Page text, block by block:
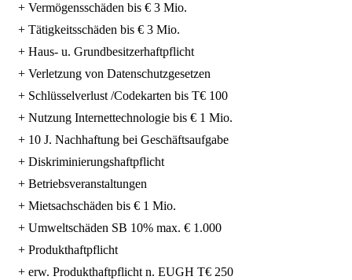
+ Vermögensschäden bis € 3 Mio.
+ Tätigkeitsschäden bis € 3 Mio.
+ Haus- u. Grundbesitzerhaftpflicht
+ Verletzung von Datenschutzgesetzen
+ Schlüsselverlust /Codekarten bis T€ 100
+ Nutzung Internettechnologie bis € 1 Mio.
+ 10 J. Nachhaftung bei Geschäftsaufgabe
+ Diskriminierungshaftpflicht
+ Betriebsveranstaltungen
+ Mietsachschäden bis € 1 Mio.
+ Umweltschäden SB 10% max. € 1.000
+ Produkthaftpflicht
+ erw. Produkthaftpflicht n. EUGH T€ 250